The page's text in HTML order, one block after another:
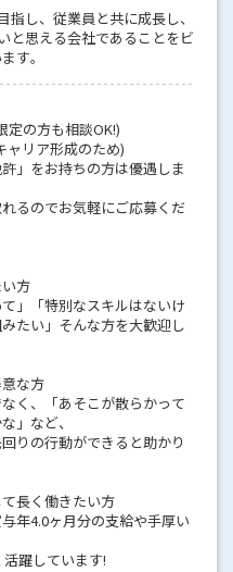
指し、従業員と共に成長し、
と思える会社であることをビ
す。
定の方も相談OK!)
ャリア形成のため)
」をお持ちの方は優遇しま
るのでお気軽にご応募くだ
方
て」「特別なスキルはないけ
たい」そんな方を大歓迎し
な方
く、「あそこが散らかって
」など、
りの行動ができると助かり
長く働きたい方
年4.0ヶ月分の支給や手厚い
躍しています!